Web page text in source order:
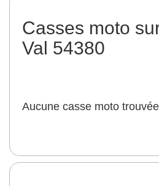
Casses moto
Val 54380
Aucune casse moto